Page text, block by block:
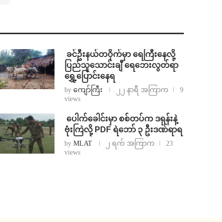
⁩ ⁨ခင်ဦးနယ်တဝိုက်မှာ ရေကြီးနေလို့
ပြည်သူသောင်းချီ ရေဘေးလွတ်ရာ
ရွှေ့ပြောင်းနေရ
byကျော်ကြီး ၂၂ နာရီ အကြာက
9
views
⁩ ⁨ပေါက်ခေါင်းမှာ စစ်တပ်က ဒရုန်းနဲ့
ဗုံးကြဲလို့ PDF ရဲဘော် ၃ ဦးဒဏ်ရာရ
byMLAT ၂ ရက် အကြာက
23
views